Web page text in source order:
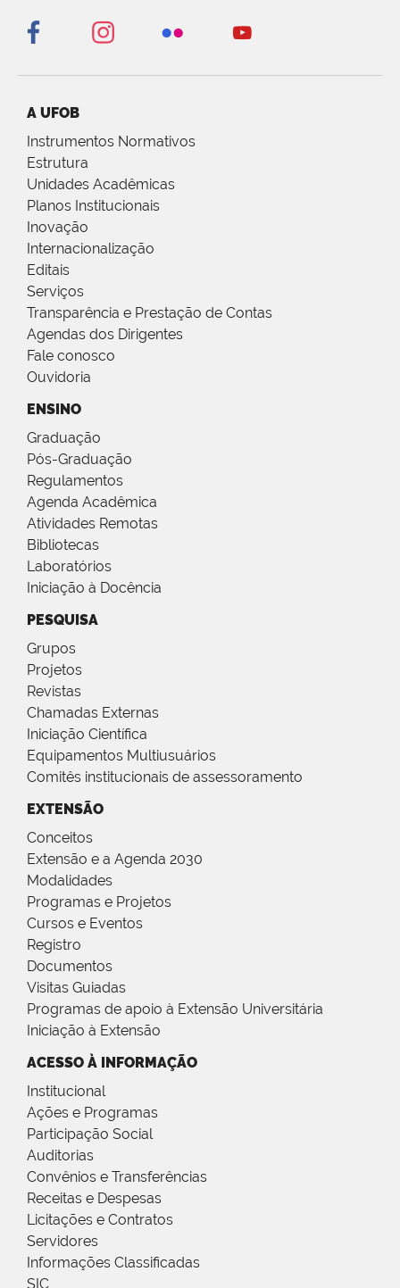
A UFOB
Instrumentos Normativos
Estrutura
Unidades Acadêmicas
Planos Institucionais
Inovação
Internacionalização
Editais
Serviços
Transparência e Prestação de Contas
Agendas dos Dirigentes
Fale conosco
Ouvidoria
ENSINO
Graduação
Pós-Graduação
Regulamentos
Agenda Acadêmica
Atividades Remotas
Bibliotecas
Laboratórios
Iniciação à Docência
PESQUISA
Grupos
Projetos
Revistas
Chamadas Externas
Iniciação Científica
Equipamentos Multiusuários
Comitês institucionais de assessoramento
EXTENSÃO
Conceitos
Extensão e a Agenda 2030
Modalidades
Programas e Projetos
Cursos e Eventos
Registro
Documentos
Visitas Guiadas
Programas de apoio à Extensão Universitária
Iniciação à Extensão
ACESSO À INFORMAÇÃO
Institucional
Ações e Programas
Participação Social
Auditorias
Convênios e Transferências
Receitas e Despesas
Licitações e Contratos
Servidores
Informações Classificadas
SIC